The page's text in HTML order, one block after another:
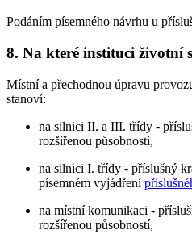
Podáním písemného návrhu u
8. Na které instituci životní
Místní a přechodnou úpravu
stanoví:
na silnici II. a III. třídy -
rozšířenou působností,
na silnici I. třídy - příslušný
písemném vyjádření
na místní komunikaci -
rozšířenou působností,